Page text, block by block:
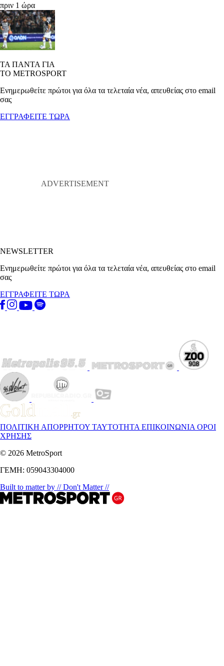
πριν 1 ώρα
ΤΑ ΠΑΝΤΑ ΓΙΑ
ΤΟ METROSPORT
Ενημερωθείτε πρώτοι για όλα τα τελεταία νέα, απευθείας στο email
σας
ΕΓΓΡΑΦΕΙΤΕ ΤΩΡΑ
NEWSLETTER
Ενημερωθείτε πρώτοι για όλα τα τελεταία νέα, απευθείας στο email
σας
ΕΓΓΡΑΦΕΙΤΕ ΤΩΡΑ
ΠΟΛΙΤΙΚΗ ΑΠΟΡΡΗΤΟΥ ΤΑΥΤΟΤΗΤΑ ΕΠΙΚΟΙΝΩΝΙΑ ΟΡΟΙ
ΧΡΗΣΗΣ
© 2026 MetroSport
ΓΕΜΗ: 059043304000
Built to matter by // Don't Matter //